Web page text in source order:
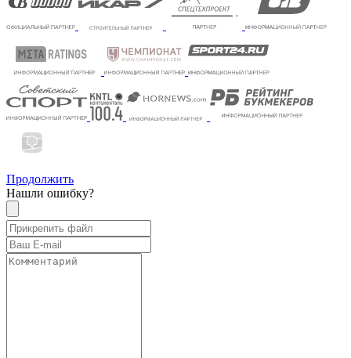
Продолжить
Нашли ошибку?